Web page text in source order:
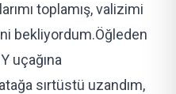
toplamış, valizimi
bekliyordum.Öğleden
uçağına
sırtüstü uzandım,